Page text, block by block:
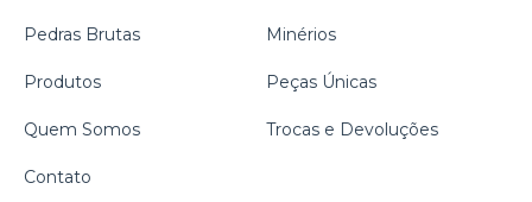
Pedras Brutas Minérios
Produtos Peças Únicas
Quem Somos Trocas e Devoluções
Contato